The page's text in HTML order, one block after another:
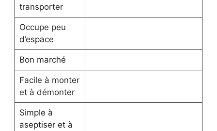
transporter
Occupe peu
d’espace
Bon marché
Facile à monter
et à démonter
Simple à
aseptiser et à